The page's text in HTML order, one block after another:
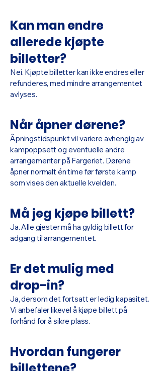
Kan man endre
allerede kjøpte
billetter?
Nei. Kjøpte billetter kan ikke endres eller
refunderes, med mindre arrangementet
avlyses.
Når åpner dørene?
Åpningstidspunkt vil variere avhengig av
kampoppsett og eventuelle andre
arrangementer på Fargeriet. Dørene
åpner normalt én time før første kamp
som vises den aktuelle kvelden.
Må jeg kjøpe billett?
Ja. Alle gjester må ha gyldig billett for
adgang til arrangementet.
Er det mulig med
drop-in?
Ja, dersom det fortsatt er ledig kapasitet.
Vi anbefaler likevel å kjøpe billett på
forhånd for å sikre plass.
Hvordan fungerer